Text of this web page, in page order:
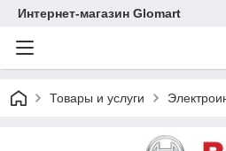
Интернет-магазин Glomart
Товары и услуги